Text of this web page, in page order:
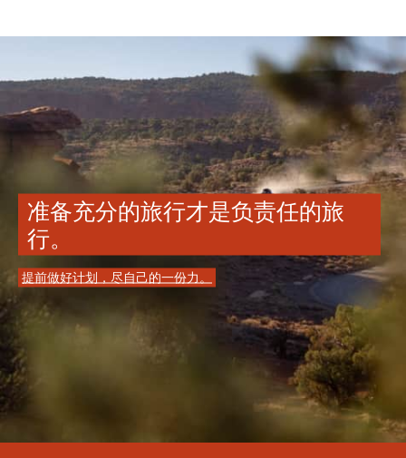
准备充分的旅行才是负责任的旅
行。
提前做好计划，尽自己的一份力。